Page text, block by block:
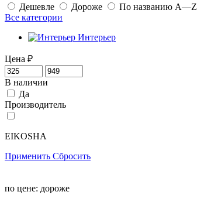
Дешевле Дороже По названию A—Z
Все категории
Интерьер
Цена ₽
В наличии
Да
Производитель
EIKOSHA
Применить Сбросить
по цене: дороже